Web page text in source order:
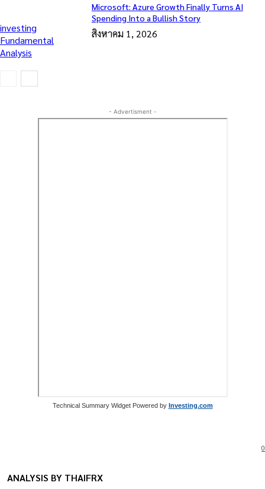
investing
Fundamental
Analysis
Microsoft: Azure Growth Finally Turns AI
Spending Into a Bullish Story
สิงหาคม 1, 2026
- Advertisment -
Technical Summary Widget Powered by Investing.com
0
ANALYSIS BY THAIFRX